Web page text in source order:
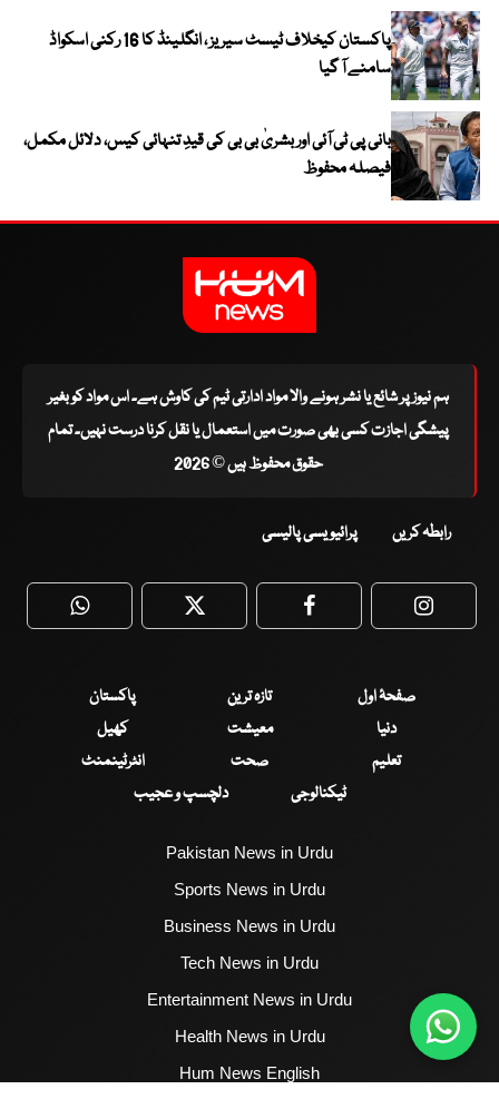
پاکستان کیخلاف ٹیسٹ سیریز ، انگلینڈ کا 16 رکنی اسکواڈ
سامنے آ گیا
بانی پی ٹی آئی اور بشریٰ بی بی کی قیدِ تنہائی کیس، دلائل مکمل،
فیصلہ محفوظ
ہم نیوز پر شائع یا نشر ہونے والا مواد ادارتی ٹیم کی کاوش ہے۔ اس مواد کو بغیر
پیشگی اجازت کسی بھی صورت میں استعمال یا نقل کرنا درست نہیں۔ تمام
حقوق محفوظ ہیں © 2026
رابطہ کریں پرائیویسی پالیسی
WhatsApp Twitter Facebook
صفحۂ اول تازہ ترین
پاکستان
دنیا
معیشت
کھیل
تعلیم
صحت
انٹرٹینمنٹ
ٹیکنالوجی
دلچسپ و عجیب
Pakistan News in Urdu
Sports News in Urdu
Business News in Urdu
Tech News in Urdu
Entertainment News in Urdu
Health News in Urdu
Hum News English